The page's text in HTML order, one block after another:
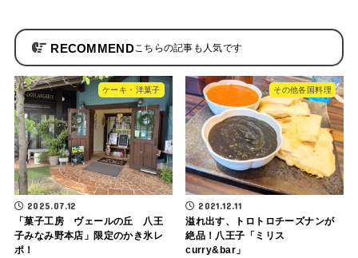
RECOMMEND
ケーキ・洋菓子
2025.07.12
「菓子工房 ヴェールの丘 八王
子みなみ野本店」限定のかき氷レ
ポ！
その他各国料理
2021.12.11
溢れ出す、トロトロチーズナンが
絶品！八王子「ミリス
curry&bar」